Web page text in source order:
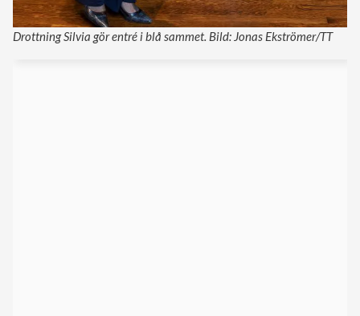
Drottning Silvia gör entré i blå sammet. Bild: Jonas Ekströmer/TT